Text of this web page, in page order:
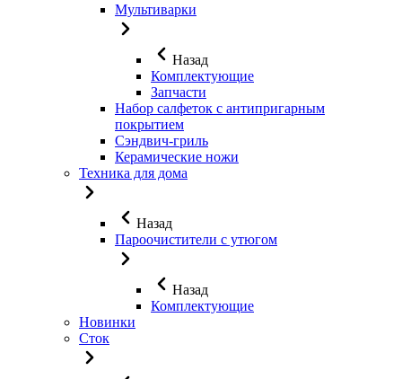
Мультиварки
Назад
Комплектующие
Запчасти
Набор салфеток с антипригарным
покрытием
Сэндвич-гриль
Керамические ножи
Техника для дома
Назад
Пароочистители с утюгом
Назад
Комплектующие
Новинки
Сток